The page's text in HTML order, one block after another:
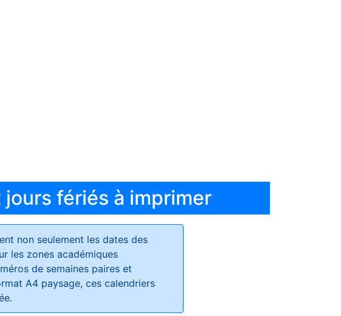
fériés à imprimer
non seulement les dates des
les zones académiques
de semaines paires et
A4 paysage, ces calendriers